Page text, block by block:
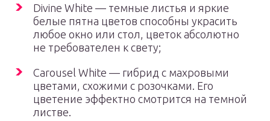
Divine White — темные листья и яркие
белые пятна цветов способны украсить
любое окно или стол, цветок абсолютно
не требователен к свету;
Carousel White — гибрид с махровыми
цветами, схожими с розочками. Его
цветение эффектно смотрится на темной
листве.